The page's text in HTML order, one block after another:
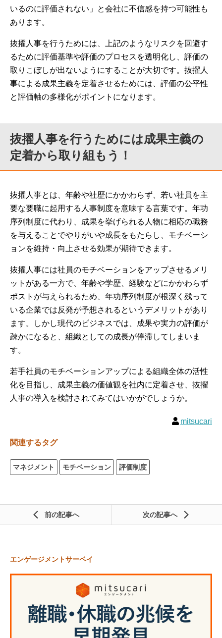
いるのに評価されない」と会社に不信感を持つ可能性も
あります。
抜擢人事を行うためには、上記のようなリスクを回避す
るために評価基準や評価のプロセスを透明化し、評価の
取りこぼしが出ないようにすることが大切です。抜擢人
事による成果主義を定着させるためには、評価の公平性
と評価軸の多様化がポイントになります。
抜擢人事を行うためには成果主義の
定着から取り組もう！
抜擢人事とは、年齢や社歴にかかわらず、若い社員を主
要な要職に起用する人事制度を意味する言葉です。年功
序列制度に代わり、成果を挙げられる人物に相応の職務
を与えることでやりがいや成長をもたらし、モチベーシ
ョンを維持・向上させる効果が期待できます。
抜擢人事には社員のモチベーションをアップさせるメリ
ットがある一方で、年齢や学歴、経験などにかかわらず
ポストが与えられるため、年功序列制度が根深く残って
いる企業では反発が予想されるというデメリットがあり
ます。しかし現代のビジネスでは、成果や実力の評価が
疎かになると、組織としての成長が停滞してしまいま
す。
若手社員のモチベーションアップによる組織全体の活性
化を目指し、成果主義の価値観を社内に定着させ、抜擢
人事の導入を検討されてみてはいかがでしょうか。
mitsucari
関連するタグ
マネジメント モチベーション 評価制度
前の記事 次の記事
エンゲージメントサーベイ